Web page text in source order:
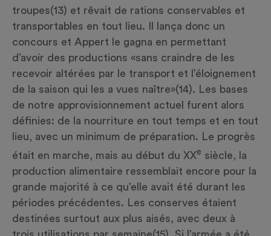
troupes(13) et rêvait de rations conservables et
transportables en tout lieu. Il lança donc un
concours et Appert le gagna en permettant
d’avoir des productions «sans craindre de les
recevoir altérées par le transport et l’éloignement
de la saison qui les a vues naître»(14). Les bases
de notre approvisionnement actuel furent alors
définies: de la nourriture en tout temps et en tout
lieu, avec un minimum de préparation. Le progrès
était en marche, mais au début du XXe siècle, la
production alimentaire ressemblait encore pour la
grande majorité à ce qu’elle avait été durant les
périodes précédentes. Les conserves étaient
destinées surtout aux plus aisés, avec deux à